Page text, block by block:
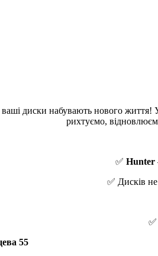
ваші диски набувають нового життя!
рихтуємо,
✅ Hunter
✅ Дисків
55